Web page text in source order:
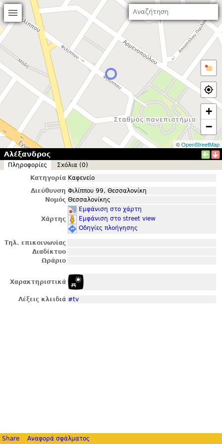
+
−
©OpenStreetMap
Αλέξανδρος
Πληροφορίες
Σxόλια (0)
Κατηγορία Καφενείο
Διεύθυνση Φιλίππου 99, Θεσσαλονίκη
Νομός Θεσσαλονίκης
Χάρτης
Εμφάνιση στο χάρτη
Εμφάνιση στο street view
Οδηγίες πλοήγησης
Τηλ. επικοινωνίας
Διαδίκτυο
Ωράριο
Χαρακτηριστικά
Λέξεις κλειδιά #tv
Share Αναφορά σφάλματος